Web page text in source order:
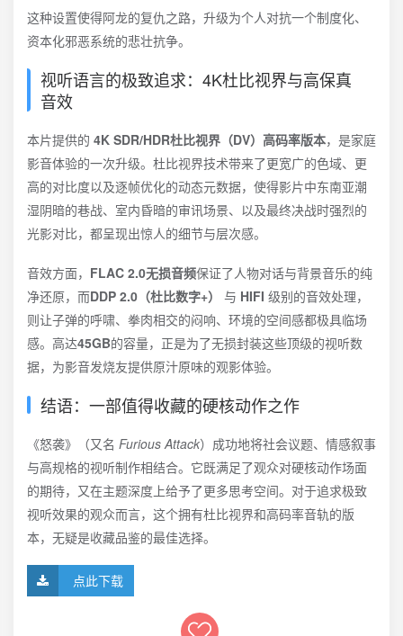
这种设置使得阿龙的复仇之路，升级为个人对抗一个制度化、
资本化邪恶系统的悲壮抗争。
视听语言的极致追求：4K杜比视界与高保真
音效
本片提供的 4K SDR/HDR杜比视界（DV）高码率版本，是家庭
影音体验的一次升级。杜比视界技术带来了更宽广的色域、更
高的对比度以及逐帧优化的动态元数据，使得影片中东南亚潮
湿阴暗的巷战、室内昏暗的审讯场景、以及最终决战时强烈的
光影对比，都呈现出惊人的细节与层次感。
音效方面， FLAC 2.0无损音频保证了人物对话与背景音乐的纯
净还原，而DDP 2.0（杜比数字+） 与 HIFI 级别的音效处理，
则让子弹的呼啸、拳肉相交的闷响、环境的空间感都极具临场
感。高达45GB的容量，正是为了无损封装这些顶级的视听数
据，为影音发烧友提供原汁原味的观影体验。
结语：一部值得收藏的硬核动作之作
《怒袭》（又名 Furious Attack）成功地将社会议题、情感叙事
与高规格的视听制作相结合。它既满足了观众对硬核动作场面
的期待，又在主题深度上给予了更多思考空间。对于追求极致
视听效果的观众而言，这个拥有杜比视界和高码率音轨的版
本，无疑是收藏品鉴的最佳选择。
点此下载